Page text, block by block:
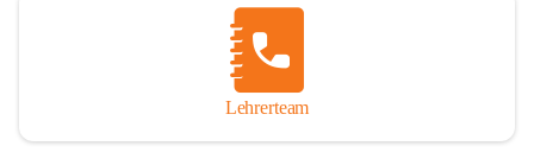
Lehrerteam